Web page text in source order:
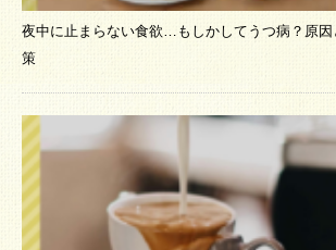
夜中に止まらない食欲…もしかしてうつ病？原
策